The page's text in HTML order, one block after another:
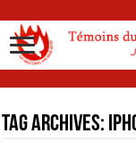
Tag Archives: